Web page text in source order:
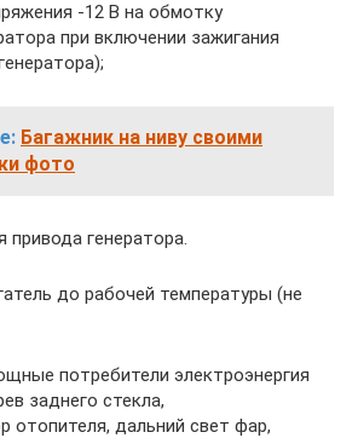
-12 В на обмотку
при включении зажигания
Багажник на ниву своими
фото
генератора.
до рабочей температуры (не
потребители электроэнергия
заднего стекла,
отопителя, дальний свет фар,